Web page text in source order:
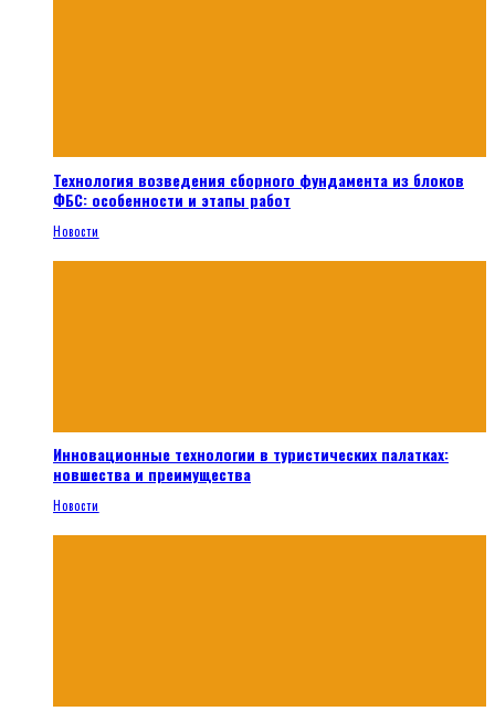
Технология возведения сборного фундамента из блоков
ФБС: особенности и этапы работ
Новости
Инновационные технологии в туристических палатках:
новшества и преимущества
Новости